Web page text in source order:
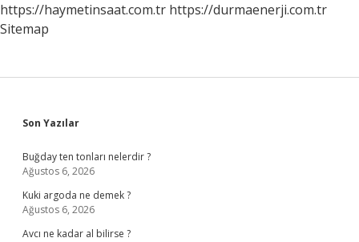
https://haymetinsaat.com.tr https://durmaenerji.com.tr
Sitemap
Sidebar
Son Yazılar
Buğday ten tonları nelerdir ?
Ağustos 6, 2026
Kuki argoda ne demek ?
Ağustos 6, 2026
Avcı ne kadar al bilirse ?